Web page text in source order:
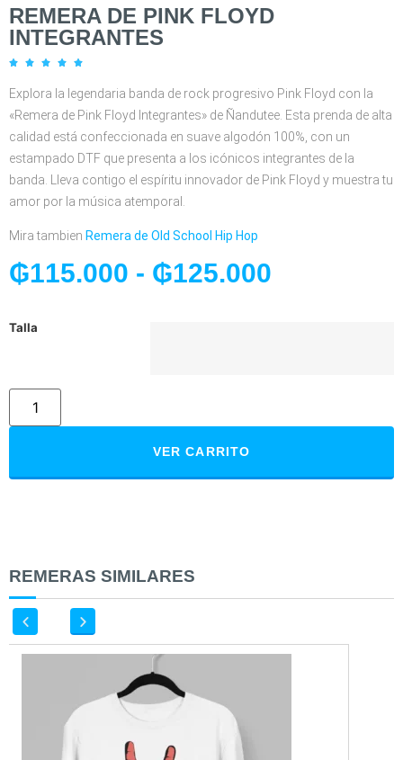
REMERA DE PINK FLOYD
INTEGRANTES
    
Explora la legendaria banda de rock progresivo Pink Floyd con la
«Remera de Pink Floyd Integrantes» de Ñandutee. Esta prenda de alta
calidad está confeccionada en suave algodón 100%, con un
estampado DTF que presenta a los icónicos integrantes de la
banda. Lleva contigo el espíritu innovador de Pink Floyd y muestra tu
amor por la música atemporal.
Mira tambien Remera de Old School Hip Hop
₲115.000 - ₲125.000
Talla
VER CARRITO
REMERAS SIMILARES